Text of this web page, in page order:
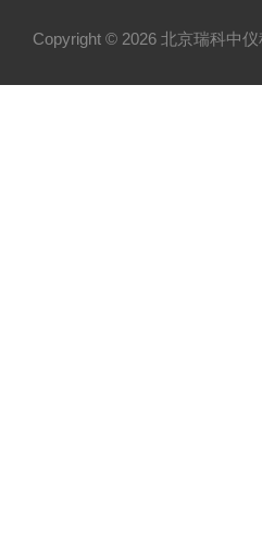
Copyright © 2026 北京瑞科中